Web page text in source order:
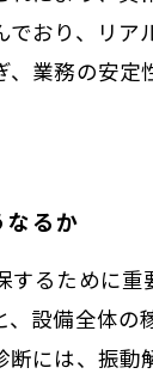
おり、リ
業務の安
るか
るために
設備全体
には、振